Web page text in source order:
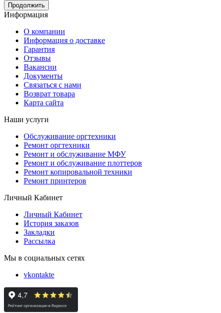
Продолжить
Информация
О компании
Информация о доставке
Гарантия
Отзывы
Вакансии
Документы
Связаться с нами
Возврат товара
Карта сайта
Наши услуги
Обслуживание оргтехники
Ремонт оргтехники
Ремонт и обслуживание МФУ
Ремонт и обслуживание плоттеров
Ремонт копировальной техники
Ремонт принтеров
Личный Кабинет
Личный Кабинет
История заказов
Закладки
Рассылка
Мы в социальных сетях
vkontakte